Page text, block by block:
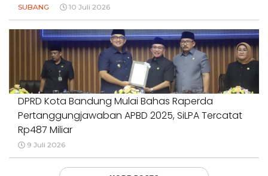
SUBANG 10 Juli 2026
DPRD Kota Bandung Mulai Bahas Raperda
Pertanggungjawaban APBD 2025, SiLPA Tercatat
Rp487 Miliar
9 Juli 2026